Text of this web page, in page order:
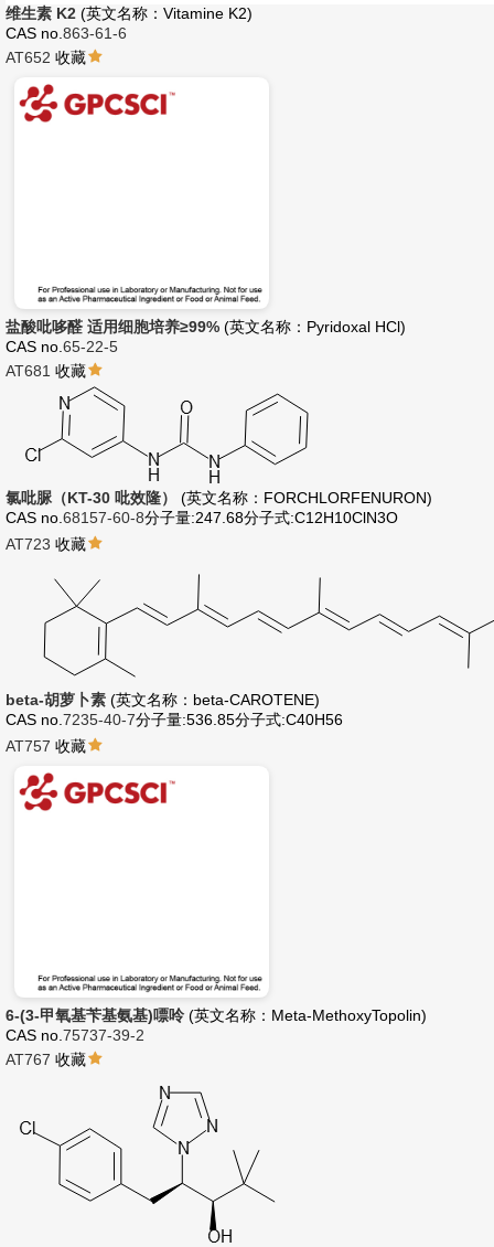
维生素 K2 (英文名称：Vitamine K2)
CAS no. 863-61-6
AT652 收藏
盐酸吡哆醛 适用细胞培养≥99% (英文名称：Pyridoxal HCl)
CAS no. 65-22-5
AT681 收藏
氯吡脲（KT-30 吡效隆）
(英文名称：FORCHLORFENURON)
CAS no. 68157-60-8分子量:247.68分子式:C12H10ClN3O
AT723 收藏
beta-胡萝卜素 (英文名称：beta-CAROTENE)
CAS no. 7235-40-7分子量:536.85分子式:C40H56
AT757 收藏
6-(3-甲氧基苄基氨基)嘌呤 (英文名称：Meta-MethoxyTopolin)
CAS no. 75737-39-2
AT767 收藏